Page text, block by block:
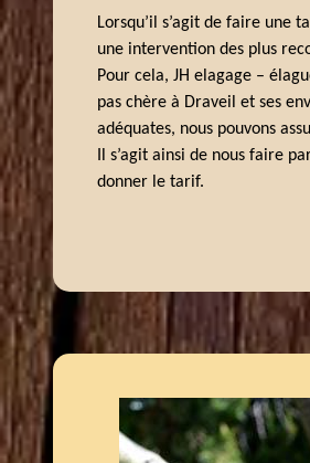
Lorsqu’il s’agit de faire
une intervention des plus
Pour cela, JH elagage –
pas chère à Draveil et ses
adéquates, nous pouvons
Il s’agit ainsi de nous faire
donner le tarif.